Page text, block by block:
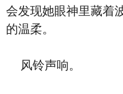
会发现她眼神里藏着
的温柔。
风铃声响。